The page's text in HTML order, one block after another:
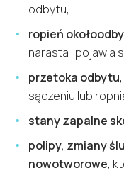
odbytu,
ropień
narasta i pojawia
przetoka odbytu
sączeniu lub
stany zapalne
polipy, zmiany
nowotworowe,